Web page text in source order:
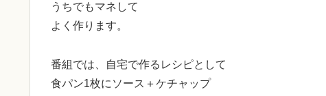
うちでもマネして
よく作ります。
番組では、自宅で作るレシピとして
食パン1枚にソース＋ケチャップ